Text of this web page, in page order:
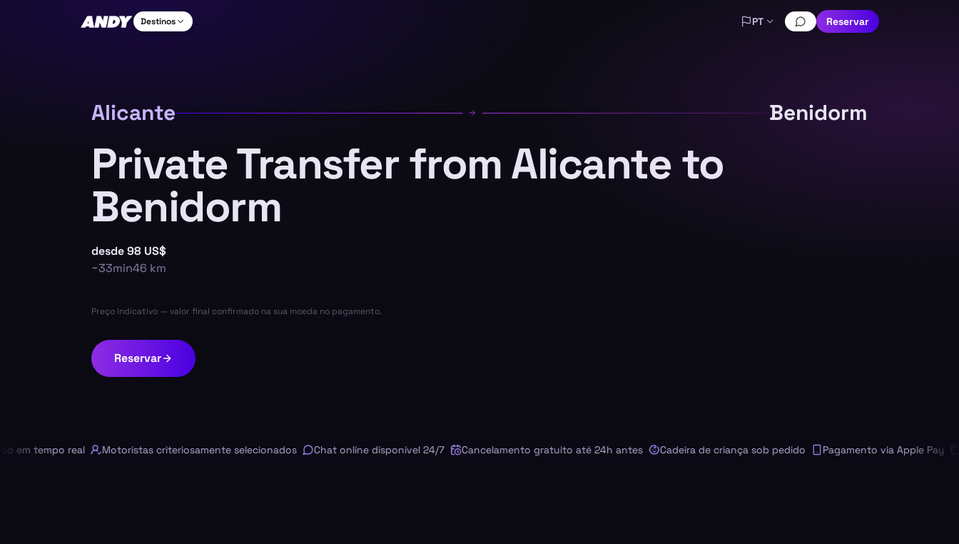
Destinos PT Reservar
Alicante Benidorm
Private Transfer from Alicante to
Benidorm
desde98 US$
~33min46 km
Preço indicativo — valor final confirmado na sua moeda no pagamento.
Reservar
tempo real Motoristas criteriosamente selecionados Chat online disponível 24/7 Cancelamento gratuito até 24h antes Cadeira de criança sob pedido Pagamento via Apple Pay